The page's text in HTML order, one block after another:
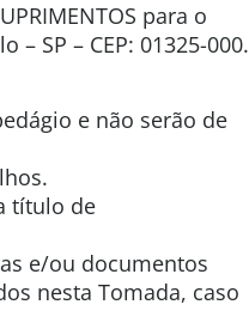
para o
– SP – CEP: 01325-000.
e não serão de
título de
e/ou documentos
nesta Tomada, caso